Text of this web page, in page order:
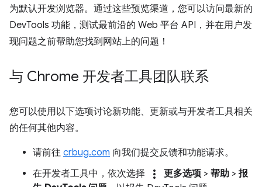
为默认开发浏览器。通过这些预览渠道，您可以访问最新的
DevTools 功能，测试最前沿的 Web 平台 API，并在用户发
现问题之前帮助您找到网站上的问题！
与 Chrome 开发者工具团队联系
您可以使用以下选项讨论新功能、更新或与开发者工具相关
的任何其他内容。
请前往 crbug.com 向我们提交反馈和功能请求。
在开发者工具中，依次选择
more_vert 更多选项 > 帮助 > 报